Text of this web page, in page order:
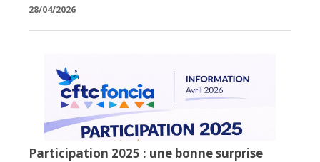
28/04/2026
Participation 2025 : une bonne surprise